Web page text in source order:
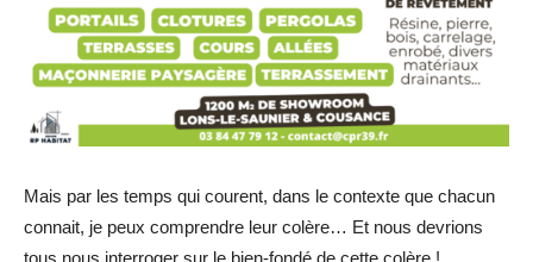
Mais par les temps qui courent, dans le contexte que chacun
connait, je peux comprendre leur colère… Et nous devrions